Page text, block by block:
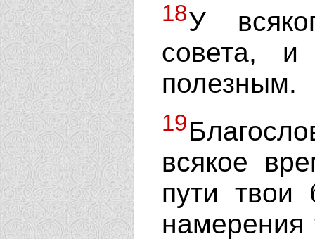
18У
совета, и
полезным.
19
всякое
пути
намерения